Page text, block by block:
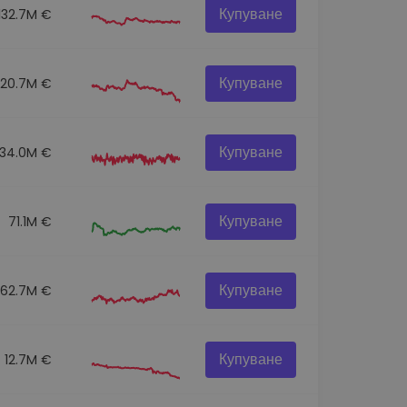
€ Купуване
€ Купуване
€ Купуване
71.1M € Купуване
€ Купуване
12.7M € Купуване